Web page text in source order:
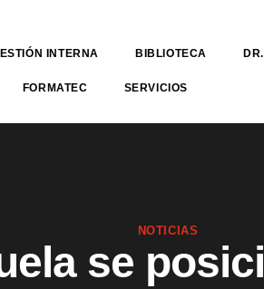
INTERNA BIBLIOTECA
FORMATEC SERVICIOS
NOTICIAS
se